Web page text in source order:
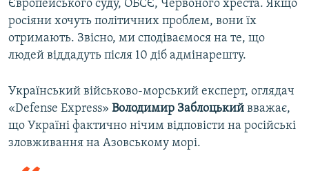
Європейського суду, ОБСЄ, Червоного хреста. Якщо
росіяни хочуть політичних проблем, вони їх
отримають. Звісно, ми сподіваємося на те, що
людей віддадуть після 10 діб адмінарешту.
Український військово-морський експерт, оглядач
«Defense Express» Володимир Заблоцький вважає,
що Україні фактично нічим відповісти на російські
зловживання на Азовському морі.